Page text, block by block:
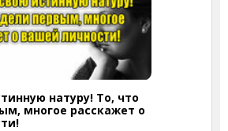
натуру! То, что
многое расскажет о